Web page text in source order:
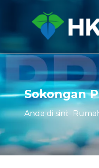
Sokongan
Anda di sini: